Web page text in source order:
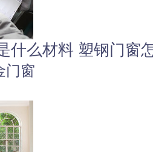
什么材料 塑钢门窗
门窗